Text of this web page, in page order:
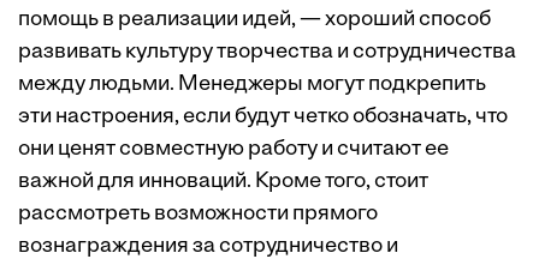
помощь в реализации идей, — хороший способ
развивать культуру творчества и сотрудничества
между людьми. Менеджеры могут подкрепить
эти настроения, если будут четко обозначать, что
они ценят совместную работу и считают ее
важной для инноваций. Кроме того, стоит
рассмотреть возможности прямого
вознаграждения за сотрудничество и